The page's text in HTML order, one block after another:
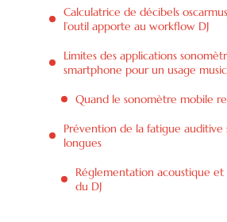
Calculatrice de décibels
l’outil apporte au workflow DJ
Limites des applications
smartphone pour un usage
Quand le sonomètre mobile
Prévention de la fatigue auditive
longues
Réglementation acoustique et
du DJ